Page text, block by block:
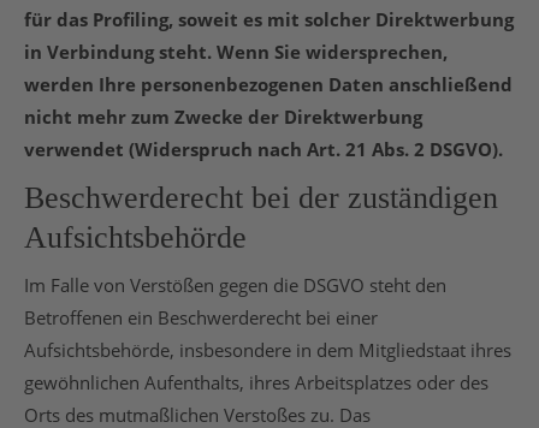
für das Profiling, soweit es mit solcher Direktwerbung
in Verbindung steht. Wenn Sie widersprechen,
werden Ihre personenbezogenen Daten anschließend
nicht mehr zum Zwecke der Direktwerbung
verwendet (Widerspruch nach Art. 21 Abs. 2 DSGVO).
Beschwerderecht bei der zuständigen
Aufsichtsbehörde
Im Falle von Verstößen gegen die DSGVO steht den
Betroffenen ein Beschwerderecht bei einer
Aufsichtsbehörde, insbesondere in dem Mitgliedstaat ihres
gewöhnlichen Aufenthalts, ihres Arbeitsplatzes oder des
Orts des mutmaßlichen Verstoßes zu. Das